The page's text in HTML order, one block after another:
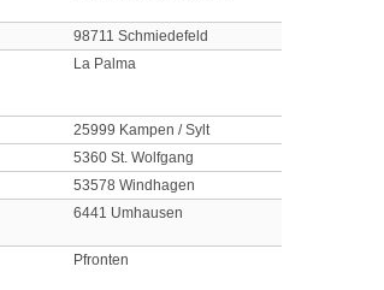
98711 Schmiedefeld
La Palma
25999 Kampen / Sylt
5360 St. Wolfgang
53578 Windhagen
6441 Umhausen
Pfronten